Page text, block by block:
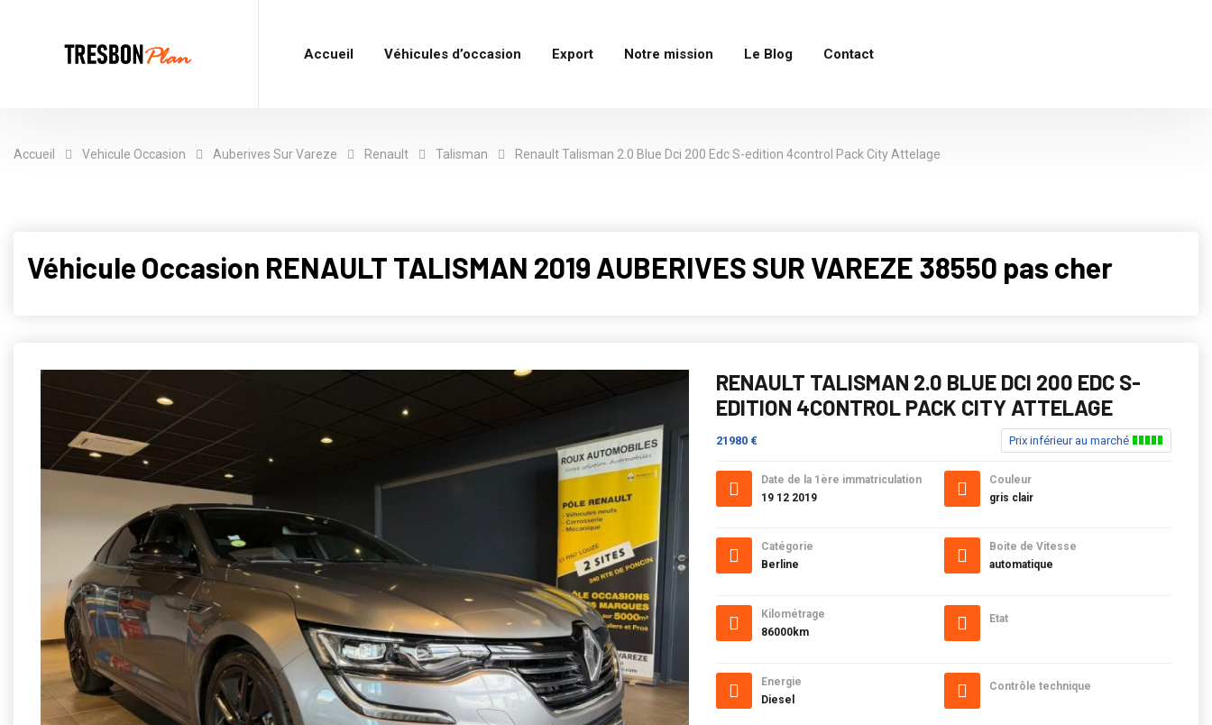
Accueil Véhicules d’occasion Export Notre mission Le Blog Contact
Accueil Vehicule Occasion Auberives Sur Vareze Renault Talisman Renault Talisman 2.0 Blue Dci 200 Edc S-edition 4control Pack City Attelage
Véhicule Occasion RENAULT TALISMAN 2019 AUBERIVES SUR VAREZE 38550 pas cher
RENAULT TALISMAN 2.0 BLUE DCI 200 EDC S-
EDITION 4CONTROL PACK CITY ATTELAGE
21980 € Prix inférieur au marché
Date de la 1ère immatriculation
19 12 2019
Catégorie
Berline
Kilométrage
86000km
Energie
Diesel
Couleur
gris clair
Boite de Vitesse
automatique
Etat
Contrôle technique